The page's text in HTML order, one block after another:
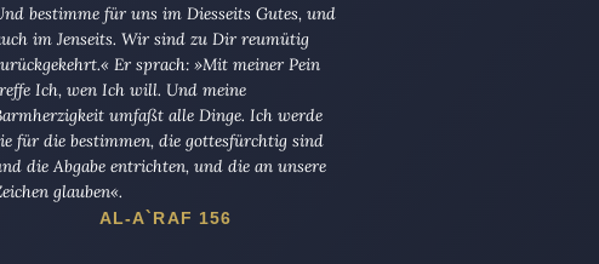
bestimme für uns im Diesseits Gutes, und
im Jenseits. Wir sind zu Dir reumütig
Er sprach: »Mit meiner Pein
Ich, wen Ich will. Und meine
umfaßt alle Dinge. Ich werde
für die bestimmen, die gottesfürchtig sind
die Abgabe entrichten, und die an unsere
glauben«.
AL-A`RAF 156